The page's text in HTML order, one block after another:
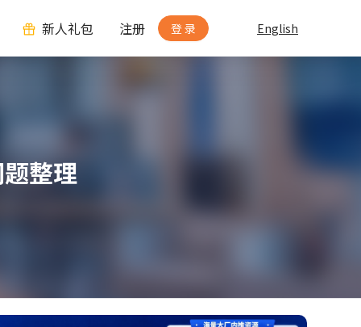
新人礼包 注册 登 录 English
整理